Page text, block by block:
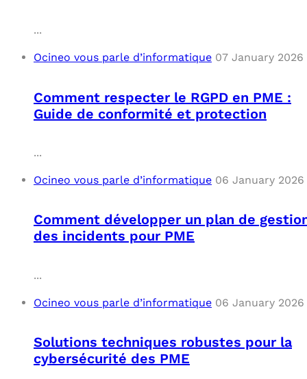
...
Ocineo vous parle d’informatique 07 January 2026
Comment respecter le RGPD en PME :
Guide de conformité et protection
...
Ocineo vous parle d’informatique 06 January 2026
Comment développer un plan de
des incidents pour PME
...
Ocineo vous parle d’informatique 06 January 2026
Solutions techniques robustes pour la
cybersécurité des PME